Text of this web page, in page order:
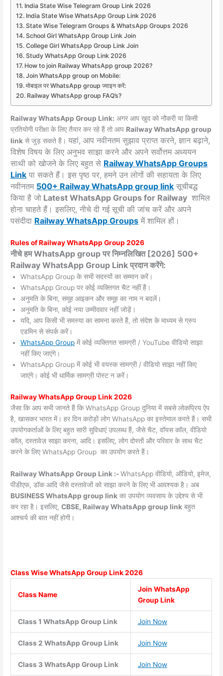
India State Wise Telegram Group Link 2026
India State Wise WhatsApp Group Link 2026
State Wise Telegram Groups & WhatsApp Groups 2026
School Girl WhatsApp Group Link Join
College Girl WhatsApp Group Link Join
Study WhatsApp Group Link 2026
How to join Railway WhatsApp group 2026?
Join WhatsApp group on Mobile:
मोबाइल पर WhatsApp group ज्वाइन करें:
Railway WhatsApp group FAQ’s?
Railway WhatsApp Group Link: अगर आप खुद को नौकरी या किसी
प्रतियोगी परीक्षा के लिए तैयार कर रहे हैं तो आप Railway WhatsApp group
link से जुड़ सकते हैं।यहां, आप नवीनतम सुझाव प्राप्त करने, ज्ञान बढ़ाने,
विशेष विषय के लिए अनुभव साझा करने और अपने सर्वोत्तम अध्ययन
साथी को खोजने के लिए बहुत से Railway WhatsApp Groups
Link पा सकते हैं। इस पृष्ठ पर, हमने उन लोगों की सहायता के लिए
नवीनतम 500+ Railway WhatsApp group link सूचीबद्ध
किया है जो Latest WhatsApp Groups for Railway शामिल
होना चाहते हैं। इसलिए, नीचे दी गई सूची की जांच करें और अपने
पसंदीदा RailwayWhatsApp Groups में शामिल हों।
Rules of Railway WhatsApp Group 2026
नीचे हम WhatsApp group पर निम्नलिखित [2026] 500+
Railway WhatsApp Group Link प्रदान करेंगे:
WhatsApp Group के सभी सदस्यों का सम्मान करें।
WhatsApp Group पर कोई व्यक्तिगत चैट नहीं हैं।
अनुमति के बिना, समूह आइकन और समूह का नाम न बदलें।
अनुमति के बिना, कोई नया उम्मीदवार नहीं जोड़ें।
यदि, आप किसी भी समस्या का सामना करते हैं, तो संदेश के माध्यम से ग्रुप
एडमिन से संपर्क करें।
WhatsApp Group में कोई व्यक्तिगत सामग्री / YouTube वीडियो साझा
नहीं किए जाएंगे।
WhatsApp Group में कोई भी वयस्क सामग्री / वीडियो साझा नहीं किए
जाएंगे। कोई भी धार्मिक सामग्री पोस्ट न करें।
Railway WhatsApp Group Link 2026
जैसा कि आप सभी जानते हैं कि WhatsApp Group दुनिया में सबसे लोकप्रिय ऐप
है, खासकर भारत में। हर दिन करोड़ों लोग WhatsApp का इस्तेमाल करते हैं। सभी
उपयोगकर्ताओं के लिए बहुत सारी सुविधाएं उपलब्ध हैं, जैसे चैट, वॉयस कॉल, वीडियो
कॉल, दस्तावेज़ साझा करना, आदि। इसलिए, लोग दोस्तों और परिवार के साथ चैट
करने के लिए WhatsApp Group का उपयोग करते हैं।
Railway WhatsApp Group Link :-WhatsApp वीडियो, ऑडियो, इमेज,
पीडीएफ, डॉक आदि जैसे दस्तावेजों को साझा करने के लिए भी आवश्यक है। अब
BUSINESS WhatsApp group link का उपयोग व्यवसाय के उद्देश्य से भी
कर रहा है। इसलिए,CBSE, Railway WhatsApp group link बहुत
आश्चर्य की बात नहीं होगी।
Class Wise WhatsApp GroupLink 2026
Class Name
Join WhatsApp
Group Link
Class 1 WhatsApp Group Link Join Now
Class 2 WhatsApp Group Link Join Now
Class 3 WhatsApp Group Link Join Now